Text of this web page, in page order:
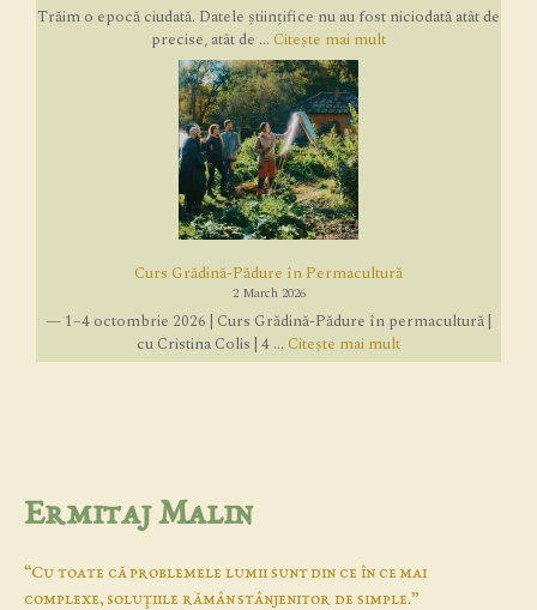
Trăim o epocă ciudată. Datele științifice nu au fost niciodată atât de
precise, atât de ... Citește mai mult
Curs Grădină-Pădure în Permacultură
2 March 2026
— 1–4 octombrie 2026 | Curs Grădină-Pădure în permacultură |
cu Cristina Colis | 4 ... Citește mai mult
Ermitaj Malin
“Cu toate că problemele lumii sunt din ce în ce mai
complexe, soluţiile rămân stânjenitor de simple.”